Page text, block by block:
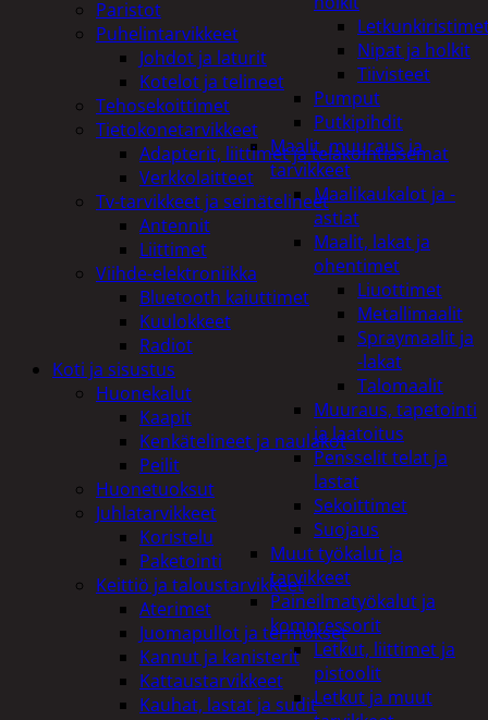
Nipat ja holkit
Tiivisteet
Pumput
Putkipihdit
Maalit, muuraus ja
tarvikkeet
Maalikaukalot ja -
astiat
Maalit, lakat ja
ohentimet
Liuottimet
Metallimaalit
Spraymaalit ja
-lakat
Talomaalit
Muuraus, tapetointi
ja laatoitus
Pensselit telat ja
lastat
Sekoittimet
Suojaus
Muut työkalut ja
tarvikkeet
Paineilmatyökalut ja
kompressorit
Letkut, liittimet ja
pistoolit
Letkut ja muut
Paristot
Puhelintarvikkeet
Johdot ja laturit
Kotelot ja telineet
Tehosekoittimet
Tietokonetarvikkeet
Adapterit, liittimet ja telakointiasemat
Verkkolaitteet
Tv-tarvikkeet ja seinätelineet
Antennit
Liittimet
Viihde-elektroniikka
Bluetooth kaiuttimet
Kuulokkeet
Radiot
Koti ja sisustus
Huonekalut
Kaapit
Kenkätelineet ja naulakot
Peilit
Huonetuoksut
Juhlatarvikkeet
Koristelu
Paketointi
Keittiö ja taloustarvikkeet
Aterimet
Juomapullot ja termokset
Kannut ja kanisterit
Kattaustarvikkeet
Kauhat, lastat ja sudit